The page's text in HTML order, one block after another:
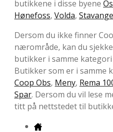
butikkene i disse byene
Hønefoss, Volda,
Dersom du ikke finner
nærområde, kan du
butikker i samme kategori
Butikker som er i samme
Coop Obs, Meny, Rema
Spar. Dersom du vil lese
titt på nettstedet til